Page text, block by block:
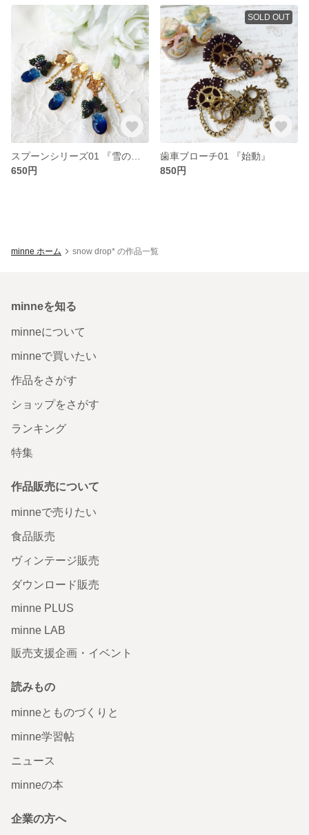
650円
SOLD OUT
歯車ブローチ01 『始動』
850円
minne ホーム snow drop* の作品一覧
minneを知る
minneについて
minneで買いたい
作品をさがす
ショップをさがす
ランキング
特集
作品販売について
minneで売りたい
食品販売
ヴィンテージ販売
ダウンロード販売
minne PLUS
minne LAB
販売支援企画・イベント
読みもの
minneとものづくりと
minne学習帖
ニュース
minneの本
企業の方へ